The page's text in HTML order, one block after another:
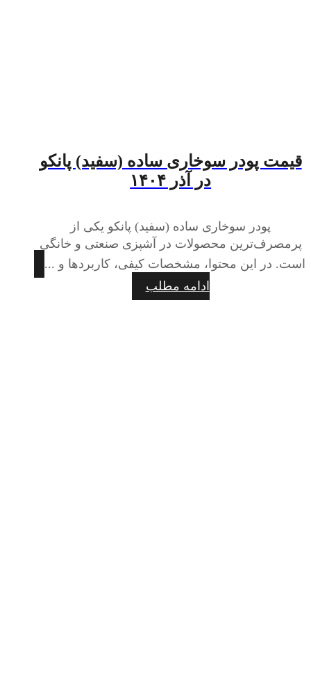
قیمت پودر سوخاری ساده (سفید) پانکو
در آذر ۱۴۰۴
پودر سوخاری ساده (سفید) پانکو یکی از
پرمصرف‌ترین محصولات در آشپزی صنعتی و خانگی
است. در این محتوا، مشخصات کیفی، کاربردها و ...
ادامه مطلب